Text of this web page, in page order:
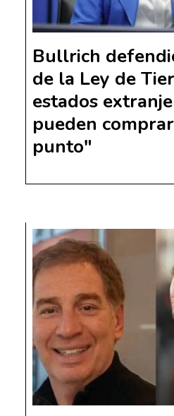
Bullrich
de la Ley de
estados
pueden
punto"